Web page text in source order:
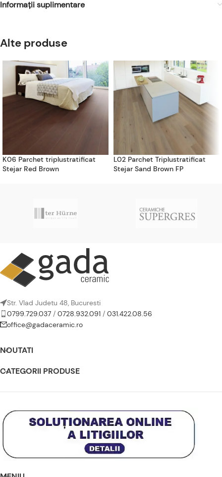
Informații suplimentare
Alte produse
K06 Parchet triplustratificat
Stejar Red Brown
L02 Parchet Triplustratificat
Stejar Sand Brown FP
Str. Vlad Judetu 48, Bucuresti
0799.729.037 / 0728.932.091 / 031.422.08.56
office@gadaceramic.ro
NOUTATI
CATEGORII PRODUSE